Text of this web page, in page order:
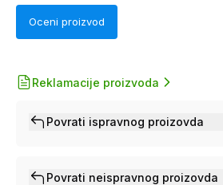
Oceni proizvod
Reklamacije proizvoda
Povrati ispravnog proizovda
Povrati neispravnog proizovda